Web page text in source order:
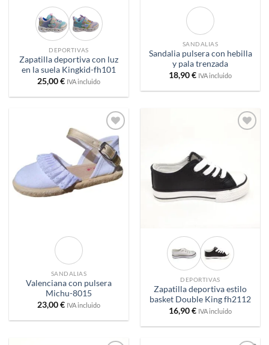
DEPORTIVAS
Zapatilla deportiva con luz
en la suela Kingkid-fh101
25,00€ IVA incluido
SANDALIAS
Sandalia pulsera con hebilla
y pala trenzada
18,90€ IVA incluido
Añadir
a
deseos
SANDALIAS
Valenciana con pulsera
Michu-8015
23,00€ IVA incluido
DEPORTIVAS
Zapatilla deportiva estilo
basket Double King fh2112
16,90€ IVA incluido